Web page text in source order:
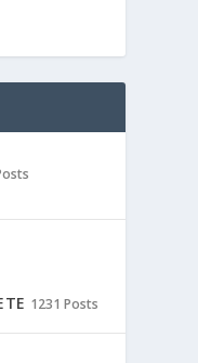
1231 Posts